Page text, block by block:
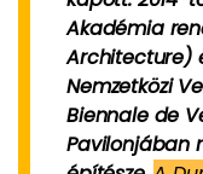
Akadémia
Architecture)
Nemzetközi
Biennale de
Pavilonjában